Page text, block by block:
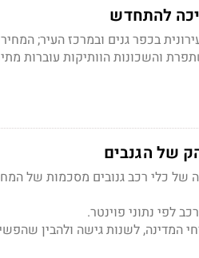
בכפר גנים ובמרכז העיר;
והשכונות הוותיקות עוברות
של הגנבים
של כלי רכב גנובים מסכמות של
לפי נתוני פוינטר.
המדינה, לשנות גישה ולהבין